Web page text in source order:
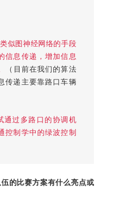
似图神经网络的手段
信息传递，增加信息
（目前在我们的算法
传递主要靠路口车辆
通过多路口的协调机
控制学中的绿波控制
的比赛方案有什么亮点或